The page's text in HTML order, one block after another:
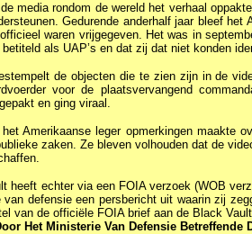
media rondom de wereld het verhaal
Gedurende anderhalf jaar bleef
waren vrijgegeven. Het was in
als UAP’s en dat zij dat niet konden
de objecten die te zien zijn in de
voor de plaatsvervangend
en ging viraal.
Amerikaanse leger opmerkingen maakte
zaken. Ze bleven volhouden dat de
heeft echter via een FOIA verzoek (WOB
van defensie een persbericht uit waarin zij
van de officiële FOIA brief aan de Black
Het Ministerie Van Defensie Betreffende